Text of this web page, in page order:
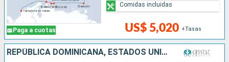
Paga a cuotas US$ 5,020 +Tasas
Comidas incluidas
REPÚBLICA DOMINICANA, ESTADOS UNIDOS, MÉXICO, SANTA LUCIA, ISLAS CAIMÁN, PUERTO RICO, JAMAICA